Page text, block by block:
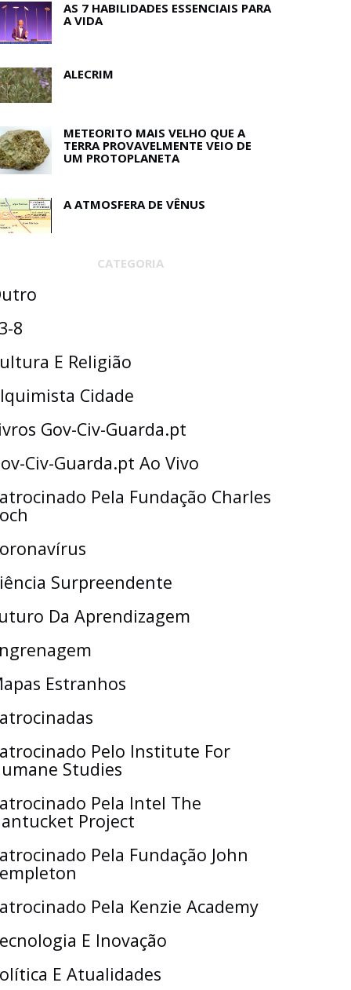
AS 7 HABILIDADES ESSENCIAIS PARA
A VIDA
ALECRIM
METEORITO MAIS VELHO QUE A
TERRA PROVAVELMENTE VEIO DE
UM PROTOPLANETA
A ATMOSFERA DE VÊNUS
CATEGORIA
8
E Religião
Cidade
Gov-Civ-Guarda.pt
Civ-Guarda.pt Ao Vivo
Pela Fundação Charles
Surpreendente
Da Aprendizagem
Estranhos
Pelo Institute For
Studies
Pela Intel The
Project
Pela Fundação John
Pela Kenzie Academy
E Inovação
E Atualidades